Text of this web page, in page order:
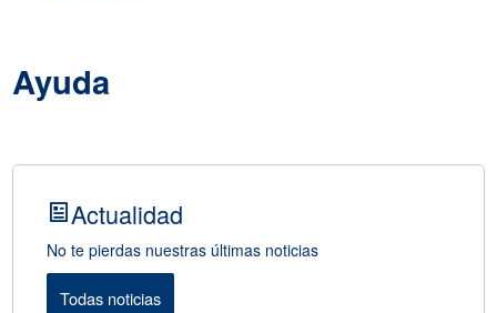
Ayuda
Actualidad
No te pierdas nuestras últimas noticias
Todas noticias